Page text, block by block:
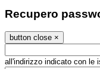
Recupero
button close ×
all'indirizzo indicato con le